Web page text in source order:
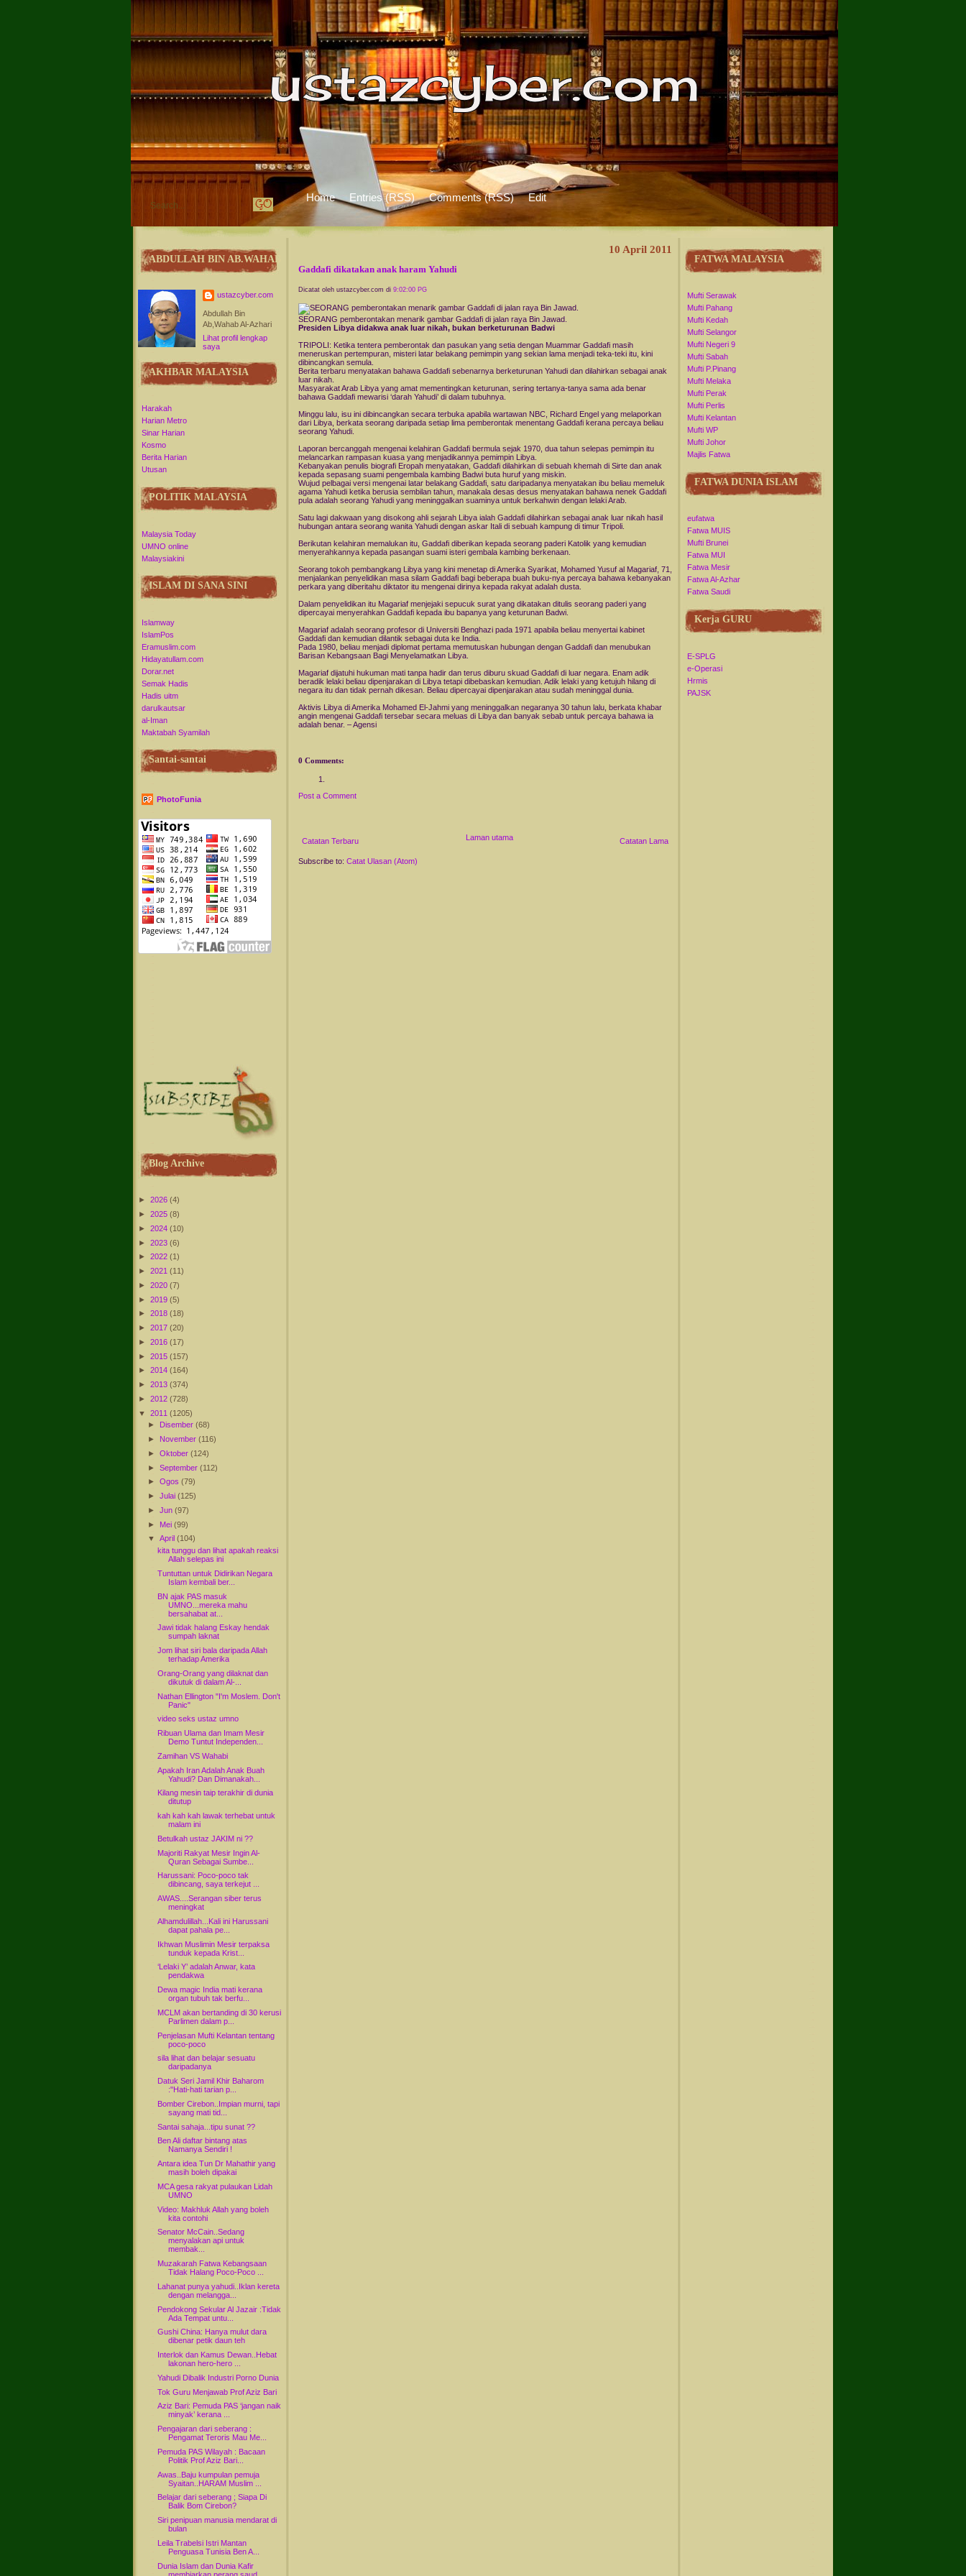
Home Entries (RSS) Comments (RSS) Edit
ABDULLAH BIN AB.WAHAB
ustazcyber.com
Abdullah Bin
Ab,Wahab Al-Azhari
Lihat profil lengkap
saya
AKHBAR MALAYSIA
Harakah
Harian Metro
Sinar Harian
Kosmo
Berita Harian
Utusan
POLITIK MALAYSIA
Malaysia Today
UMNO online
Malaysiakini
ISLAM DI SANA SINI
Islamway
IslamPos
Eramuslim.com
Hidayatullam.com
Dorar.net
Semak Hadis
Hadis uitm
darulkautsar
al-Iman
Maktabah Syamilah
Santai-santai
PhotoFunia
Blog Archive
► 2026 (4)
► 2025 (8)
► 2024 (10)
► 2023 (6)
► 2022 (1)
► 2021 (11)
► 2020 (7)
► 2019 (5)
► 2018 (18)
► 2017 (20)
► 2016 (17)
► 2015 (157)
► 2014 (164)
► 2013 (374)
► 2012 (728)
▼
2011 (1205)
►
Disember(68)
► November(116)
►Oktober(124)
►September(112)
►Ogos(79)
►Julai(125)
►Jun(97)
► Mei(99)
▼
April(104)
kita tunggu dan lihat apakah reaksi
Allah selepas ini
Tuntuttan untuk Didirikan Negara
Islam kembali ber...
BN ajak PAS masuk
UMNO...mereka mahu
bersahabat at...
Jawi tidak halang Eskay hendak
sumpah laknat
Jom lihat siri bala daripada Allah
terhadap Amerika
Orang-Orang yang dilaknat dan
dikutuk di dalam Al-...
Nathan Ellington "I'm Moslem. Don't
Panic"
video seks ustaz umno
Ribuan Ulama dan Imam Mesir
Demo Tuntut Independen...
Zamihan VS Wahabi
Apakah Iran Adalah Anak Buah
Yahudi? Dan Dimanakah...
Kilang mesin taip terakhir di dunia
ditutup
kah kah kah lawak terhebat untuk
malam ini
Betulkah ustaz JAKIM ni ??
Majoriti Rakyat Mesir Ingin Al-
Quran Sebagai Sumbe...
Harussani: Poco-poco tak
dibincang, saya terkejut ...
AWAS....Serangan siber terus
meningkat
Alhamdulillah...Kali ini Harussani
dapat pahala pe...
Ikhwan Muslimin Mesir terpaksa
tunduk kepada Krist...
‘Lelaki Y’ adalah Anwar, kata
pendakwa
Dewa magic India mati kerana
organ tubuh tak berfu...
MCLM akan bertanding di 30 kerusi
Parlimen dalam p...
Penjelasan Mufti Kelantan tentang
poco-poco
sila lihat dan belajar sesuatu
daripadanya
Datuk Seri Jamil Khir Baharom
:"Hati-hati tarian p...
Bomber Cirebon..Impian murni, tapi
sayang mati tid...
Santai sahaja...tipu sunat ??
Ben Ali daftar bintang atas
Namanya Sendiri !
Antara idea Tun Dr Mahathir yang
masih boleh dipakai
MCA gesa rakyat pulaukan Lidah
UMNO
Video: Makhluk Allah yang boleh
kita contohi
Senator McCain..Sedang
menyalakan api untuk
membak...
Muzakarah Fatwa Kebangsaan
Tidak Halang Poco-Poco ...
Lahanat punya yahudi..Iklan kereta
dengan melangga...
Pendokong Sekular Al Jazair :Tidak
Ada Tempat untu...
Gushi China: Hanya mulut dara
dibenar petik daun teh
Interlok dan Kamus Dewan..Hebat
lakonan hero-hero ...
Yahudi Dibalik Industri Porno Dunia
Tok Guru Menjawab Prof Aziz Bari
Aziz Bari: Pemuda PAS ‘jangan naik
minyak’ kerana ...
Pengajaran dari seberang :
Pengamat Teroris Mau Me...
Pemuda PAS Wilayah : Bacaan
Politik Prof Aziz Bari...
Awas..Baju kumpulan pemuja
Syaitan..HARAM Muslim ...
Belajar dari seberang ; Siapa Di
Balik Bom Cirebon?
Siri penipuan manusia mendarat di
bulan
Leila Trabelsi Istri Mantan
Penguasa Tunisia Ben A...
Dunia Islam dan Dunia Kafir
membiarkan perang saud...
10 April 2011
Gaddafi dikatakan anak haram Yahudi
Dicatat oleh ustazcyber.com di 9:02:00 PG
SEORANG pemberontakan menarik gambar Gaddafi di jalan raya Bin Jawad.
Presiden Libya didakwa anak luar nikah, bukan berketurunan Badwi
TRIPOLI: Ketika tentera pemberontak dan pasukan yang setia dengan Muammar Gaddafi masih
meneruskan pertempuran, misteri latar belakang pemimpin yang sekian lama menjadi teka-teki itu, kini
dibincangkan semula.
Berita terbaru menyatakan bahawa Gaddafi sebenarnya berketurunan Yahudi dan dilahirkan sebagai anak
luar nikah.
Masyarakat Arab Libya yang amat mementingkan keturunan, sering tertanya-tanya sama ada benar
bahawa Gaddafi mewarisi ‘darah Yahudi’ di dalam tubuhnya.
Minggu lalu, isu ini dibincangkan secara terbuka apabila wartawan NBC, Richard Engel yang melaporkan
dari Libya, berkata seorang daripada setiap lima pemberontak menentang Gaddafi kerana percaya beliau
seorang Yahudi.
Laporan bercanggah mengenai kelahiran Gaddafi bermula sejak 1970, dua tahun selepas pemimpin itu
melancarkan rampasan kuasa yang menjadikannya pemimpin Libya.
Kebanyakan penulis biografi Eropah menyatakan, Gaddafi dilahirkan di sebuah khemah di Sirte dan anak
kepada sepasang suami pengembala kambing Badwi buta huruf yang miskin.
Wujud pelbagai versi mengenai latar belakang Gaddafi, satu daripadanya menyatakan ibu beliau memeluk
agama Yahudi ketika berusia sembilan tahun, manakala desas desus menyatakan bahawa nenek Gaddafi
pula adalah seorang Yahudi yang meninggalkan suaminya untuk berkahwin dengan lelaki Arab.
Satu lagi dakwaan yang disokong ahli sejarah Libya ialah Gaddafi dilahirkan sebagai anak luar nikah hasil
hubungan antara seorang wanita Yahudi dengan askar Itali di sebuah kampung di timur Tripoli.
Berikutan kelahiran memalukan itu, Gaddafi diberikan kepada seorang paderi Katolik yang kemudian
menyerahkannya kepada pasangan suami isteri gembala kambing berkenaan.
Seorang tokoh pembangkang Libya yang kini menetap di Amerika Syarikat, Mohamed Yusuf al Magariaf, 71,
menjalankan penyelidikan masa silam Gaddafi bagi beberapa buah buku-nya percaya bahawa kebanyakan
perkara yang diberitahu diktator itu mengenai dirinya kepada rakyat adalah dusta.
Dalam penyelidikan itu Magariaf menjejaki sepucuk surat yang dikatakan ditulis seorang paderi yang
dipercayai menyerahkan Gaddafi kepada ibu bapanya yang keturunan Badwi.
Magariaf adalah seorang profesor di Universiti Benghazi pada 1971 apabila beliau menyertai kabinet
Gaddafi dan kemudian dilantik sebagai duta ke India.
Pada 1980, beliau menjadi diplomat pertama memutuskan hubungan dengan Gaddafi dan menubukan
Barisan Kebangsaan Bagi Menyelamatkan Libya.
Magariaf dijatuhi hukuman mati tanpa hadir dan terus diburu skuad Gaddafi di luar negara. Enam adik
beradik lelaki beliau dipenjarakan di Libya tetapi dibebaskan kemudian. Adik lelaki yang ketujuh hilang di
negara itu dan tidak pernah dikesan. Beliau dipercayai dipenjarakan atau sudah meninggal dunia.
Aktivis Libya di Amerika Mohamed El-Jahmi yang meninggalkan negaranya 30 tahun lalu, berkata khabar
angin mengenai Gaddafi tersebar secara meluas di Libya dan banyak sebab untuk percaya bahawa ia
adalah benar. – Agensi
0 Comments:
Post a Comment
Catatan Terbaru Catatan Lama
Laman utama
Subscribe to: Catat Ulasan (Atom)
FATWA MALAYSIA
Mufti Serawak
Mufti Pahang
Mufti Kedah
Mufti Selangor
Mufti Negeri 9
Mufti Sabah
Mufti P.Pinang
Mufti Melaka
Mufti Perak
Mufti Perlis
Mufti Kelantan
Mufti WP
Mufti Johor
Majlis Fatwa
FATWA DUNIA ISLAM
eufatwa
Fatwa MUIS
Mufti Brunei
Fatwa MUI
Fatwa Mesir
Fatwa Al-Azhar
Fatwa Saudi
Kerja GURU
E-SPLG
e-Operasi
Hrmis
PAJSK